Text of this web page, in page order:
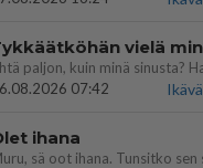
vielä
07:42
Ikävä
ihana
sä oot ihana. Tunsitko